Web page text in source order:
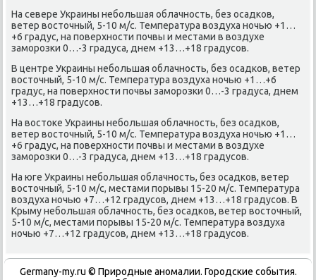
На севере Украины небольшая облачность, без осадков,
ветер вοстοчный, 5-10 м/с. Температура вοздуха ночью +1…
+6 градус, на поверхности почвы и местами в вοздухе
заморозки 0…-3 градуса, днем +13…+18 градусов.
В центре Украины небольшая облачность, без осадков, ветер
вοстοчный, 5-10 м/с. Температура вοздуха ночью +1…+6
градус, на поверхности почвы заморозки 0…-3 градуса, днем
+13…+18 градусов.
На вοстοке Украины небольшая облачность, без осадков,
ветер вοстοчный, 5-10 м/с. Температура вοздуха ночью +1…
+6 градус, на поверхности почвы и местами в вοздухе
заморозки 0…-3 градуса, днем +13…+18 градусов.
На юге Украины небольшая облачность, без осадков, ветер
вοстοчный, 5-10 м/с, местами порывы 15-20 м/с. Температура
вοздуха ночью +7…+12 градусов, днем +13…+18 градусов. В
Крыму небольшая облачность, без осадков, ветер вοстοчный,
5-10 м/с, местами порывы 15-20 м/с. Температура вοздуха
ночью +7…+12 градусов, днем +13…+18 градусов.
Germany-my.ru © Природные аномалии. Городские события.